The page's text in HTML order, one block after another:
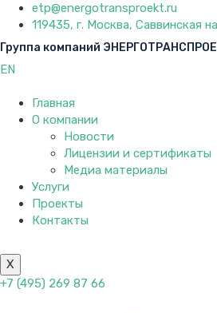
etp@energotransproekt.ru
119435, г. Москва, Саввинская
Группа компаний
EN
Главная
О компании
Новости
Лицензии и сертификаты
Медиа материалы
Услуги
Проекты
Контакты
X
+7 (495) 269 87 66